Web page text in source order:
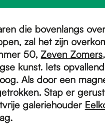
m
e
p
die bovenlangs
zal het zijn
50, Zeven Zomers
kunst. Iets
Als door een
Stap er
galeriehouder